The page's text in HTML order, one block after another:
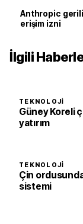
Anthropic
erişim izni
İlgili
TEKNOLOJI
Güney Koreli
yatırım
TEKNOLOJI
Çin
sistemi